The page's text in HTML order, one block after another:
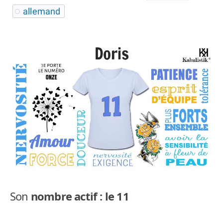
allemand
Son nombre actif : le 11
APPRENDRE LA NUMÉROLOGIE
EXPLORER LA NUMÉROLOGIE
70.000 PRÉNOMS
(À PROPOS)